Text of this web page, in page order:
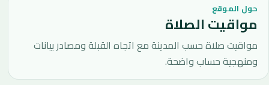
حول الموقع
مواقيت الصلاة
مواقيت صلاة حسب المدينة مع اتجاه القبلة ومصادر بيانات
ومنهجية حساب واضحة.